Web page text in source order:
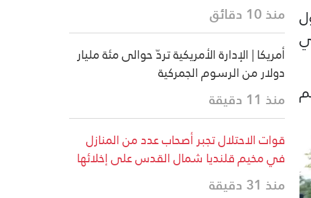
منذ 10 دقائق
أمريكا | الإدارة الأمريكية تردّ حوالى مئة مليار
دولار من الرسوم الجمركية
منذ 11 دقيقة
قوات الاحتلال تجبر أصحاب عدد من المنازل
في مخيم قلنديا شمال القدس على إخلائها
منذ 31 دقيقة